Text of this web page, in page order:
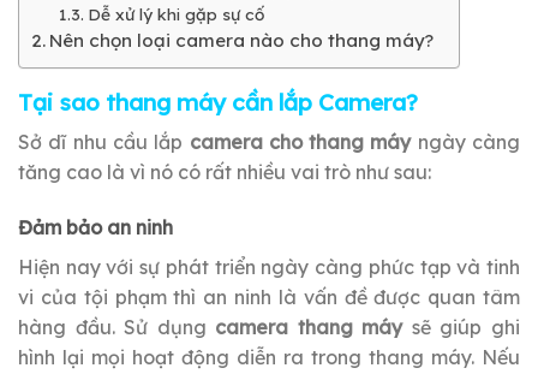
Dễ xử lý khi gặp sự cố
Nên chọn loại camera nào cho thang máy?
Tại sao thang máy cần lắp Camera?
Sở dĩ nhu cầu lắp camera cho thang máy ngày càng
tăng cao là vì nó có rất nhiều vai trò như sau:
Đảm bảo an ninh
Hiện nay với sự phát triển ngày càng phức tạp và tinh
vi của tội phạm thì an ninh là vấn đề được quan tâm
hàng đầu. Sử dụng camera thang máysẽ giúp ghi
hình lại mọi hoạt động diễn ra trong thang máy. Nếu